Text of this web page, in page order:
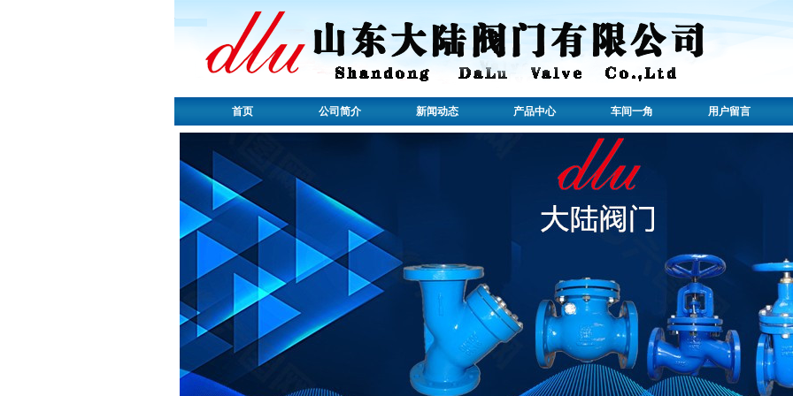
首页 公司简介 新闻动态 产品中心 车间一角 用户留言